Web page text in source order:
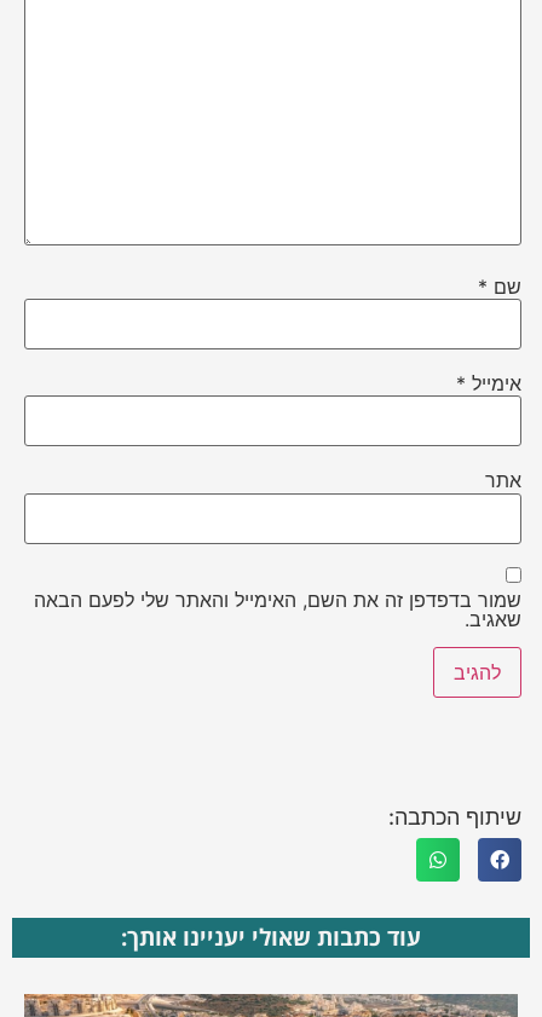
שם *
אימייל *
אתר
שמור בדפדפן זה את השם, האימייל והאתר שלי לפעם הבאה
שאגיב.
שיתוף הכתבה:
עוד כתבות שאולי יעניינו אותך: